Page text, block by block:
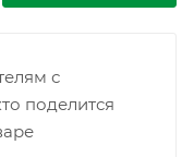
с
поделится